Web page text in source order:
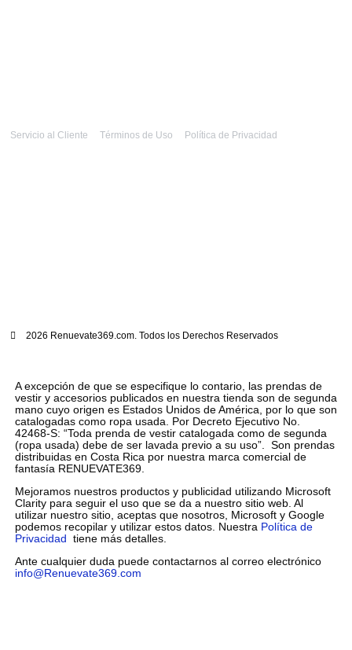
2026 Renuevate369.com. Todos los Derechos Reservados
Servicio al Cliente Términos de Uso Política de Privacidad
A excepción de que se especifique lo contario, las prendas de
vestir y accesorios publicados en nuestra tienda son de segunda
mano cuyo origen es Estados Unidos de América, por lo que son
catalogadas como ropa usada. Por Decreto Ejecutivo No.
42468-S: “Toda prenda de vestir catalogada como de segunda
(ropa usada) debe de ser lavada previo a su uso”. Son prendas
distribuidas en Costa Rica por nuestra marca comercial de
fantasía RENUEVATE369.
Mejoramos nuestros productos y publicidad utilizando Microsoft
Clarity para seguir el uso que se da a nuestro sitio web. Al
utilizar nuestro sitio, aceptas que nosotros, Microsoft y Google
podemos recopilar y utilizar estos datos. Nuestra Política de
Privacidad tiene más detalles.
Ante cualquier duda puede contactarnos al correo electrónico
info@Renuevate369.com